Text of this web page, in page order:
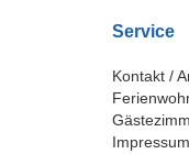
Service
Kontakt /
Impressum